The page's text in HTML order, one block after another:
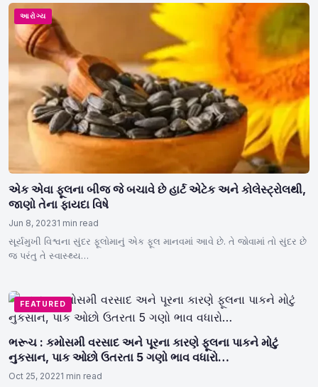
આરોગ્ય
એક એવા ફૂલના બીજ જે બચાવે છે હાર્ટ એટેક અને કોલેસ્ટ્રોલથી,
જાણો તેના ફાયદા વિષે
Jun 8, 20231 min read
સૂર્યમુખી વિશ્વના સુંદર ફૂલોમાનું એક ફૂલ માનવમાં આવે છે. તે જોવામાં તો સુંદર છે
જ પરંતુ તે સ્વાસ્થ્ય…
FEATURED
ભરૂચ : કમોસમી વરસાદ અને પૂરના કારણે ફૂલના પાકને મોટું
નુકસાન, પાક ઓછો ઉતરતા 5 ગણો ભાવ વધારો…
Oct 25, 20221 min read